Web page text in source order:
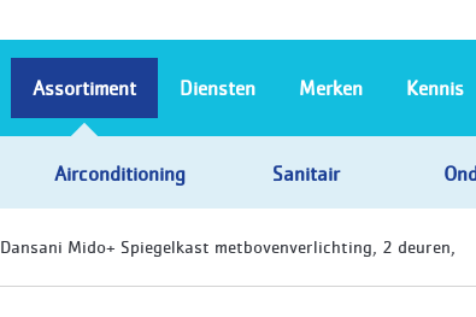
Assortiment
Airconditioning Sanitair
Diensten Merken Kennis
Dansani Mido+ Spiegelkast metbovenverlichting, 2 deuren,